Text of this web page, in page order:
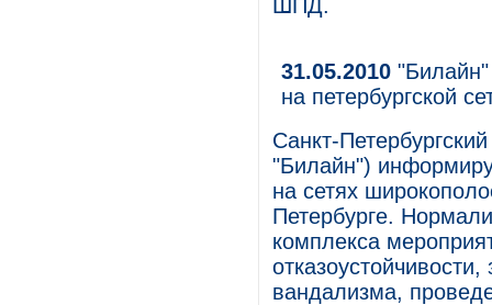
ШПД.
31.05.2010 "Билайн"
на петербургской
Санкт-
"Билайн")
на сетях
Петербурге.
комплекса
вандализма,